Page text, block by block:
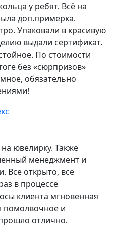
у ребят. Всё на
доп.примерка.
Упаковали в красивую
выдали сертификат.
По стоимости
без «сюрпризов»
обязательно
ювелирку. Также
менеджмент и
Все открыто, все
в процессе
клиента мгновенная
помолвочное и
отлично.